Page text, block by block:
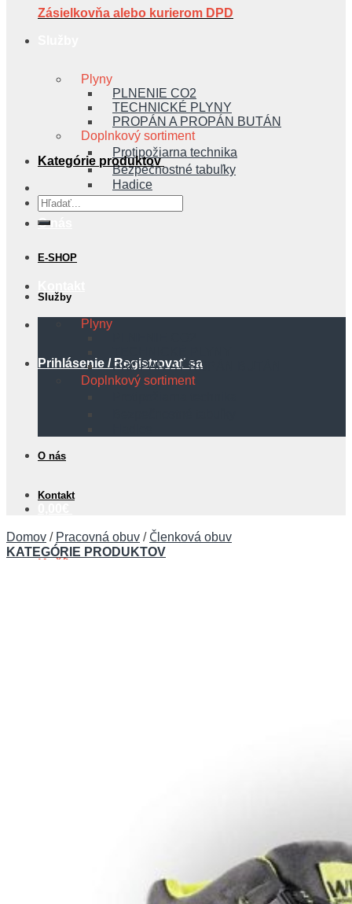
Plyny
PLNENIE CO2
TECHNICKÉ PLYNY
PROPÁN A PROPÁN BUTÁN
Doplnkový sortiment
Protipožiarna technika
Bezpečnostné tabuľky
Hadice
O nás
Prihlásenie / Registrovať sa
Košík
Zásielkovňa alebo kurierom DPD
Kategórie produktov
Hľadať:
E-SHOP
Služby
Plyny
PROPÁN A PROPÁN BUTÁN
Doplnkový sortiment
O nás
Kontakt
Domov / Pracovná obuv / Členková obuv
KATEGÓRIE PRODUKTOV